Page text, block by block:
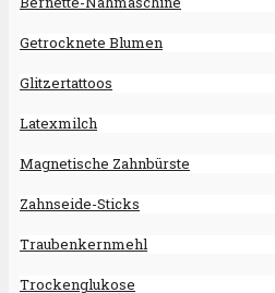
Getrocknete Blumen
Glitzertattoos
Latexmilch
Magnetische Zahnbürste
Zahnseide-Sticks
Traubenkernmehl
Trockenglukose